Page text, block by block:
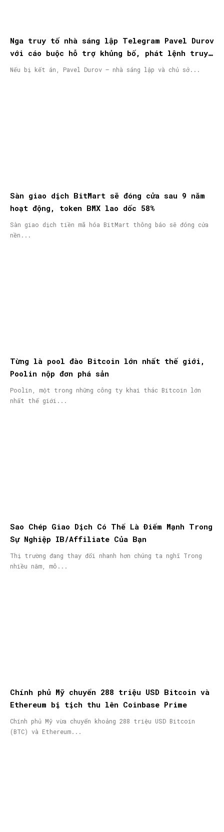
Nga truy tố nhà sáng lập Telegram Pavel Durov
với cáo buộc hỗ trợ khủng bố, phát lệnh truy
nã quốc tế
Nếu bị kết án, Pavel Durov – nhà sáng lập và chủ sở...
Sàn giao dịch BitMart sẽ đóng cửa sau 9 năm
hoạt động, token BMX lao dốc 58%
Sàn giao dịch tiền mã hóa BitMart thông báo sẽ đóng cửa
nền...
Từng là pool đào Bitcoin lớn nhất thế giới,
Poolin nộp đơn phá sản
Poolin, một trong những công ty khai thác Bitcoin lớn
nhất thế giới...
Sao Chép Giao Dịch Có Thể Là Điểm Mạnh Trong
Sự Nghiệp IB/Affiliate Của Bạn
Thị trường đang thay đổi nhanh hơn chúng ta nghĩ Trong
nhiều năm, mô...
Chính phủ Mỹ chuyển 288 triệu USD Bitcoin và
Ethereum bị tịch thu lên Coinbase Prime
Chính phủ Mỹ vừa chuyển khoảng 288 triệu USD Bitcoin
(BTC) và Ethereum...